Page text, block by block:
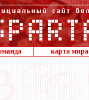
карта мира